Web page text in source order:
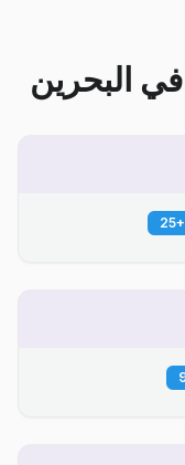
في البحرين
+
25